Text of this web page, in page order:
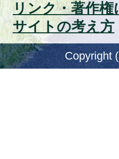
リンク・著作権
サイトの考え方
Copyright